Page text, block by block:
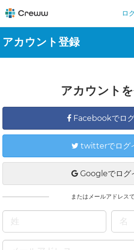
ロ
アカウント登録
アカウント
Facebookでロ
twitterでログ
Googleでログ
またはメールアドレス